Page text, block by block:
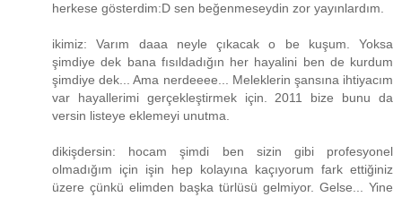
herkese gösterdim:D sen beğenmeseydin zor yayınlardım.
ikimiz: Varım daaa neyle çıkacak o be kuşum. Yoksa
şimdiye dek bana fısıldadığın her hayalini ben de kurdum
şimdiye dek... Ama nerdeeee... Meleklerin şansına ihtiyacım
var hayallerimi gerçekleştirmek için. 2011 bize bunu da
versin listeye eklemeyi unutma.
dikişdersin: hocam şimdi ben sizin gibi profesyonel
olmadığım için işin hep kolayına kaçıyorum fark ettiğiniz
üzere çünkü elimden başka türlüsü gelmiyor. Gelse... Yine